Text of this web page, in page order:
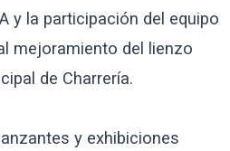
y la participación del equipo
mejoramiento del lienzo
de Charrería.
y exhibiciones